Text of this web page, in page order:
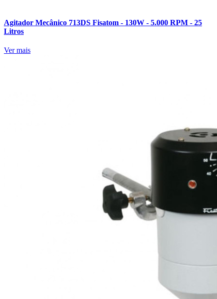
Agitador Mecânico 713DS Fisatom - 130W - 5.000 RPM - 25
Litros
Ver mais